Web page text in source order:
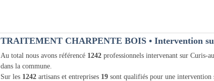
TRAITEMENT CHARPENTE BOIS • Intervention
Au total nous avons référencé 1242 professionnels intervenant sur Curis-
dans la commune.
Sur les 1242 artisans et entreprises 19 sont qualifiés pour une intervention